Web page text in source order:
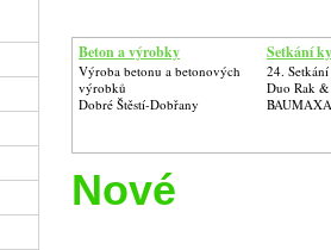
Beton a výrobky
Výroba betonu a betonových
výrobků
Dobré Štěstí-Dobřany
Setkání
24.
Duo Rak
Nové